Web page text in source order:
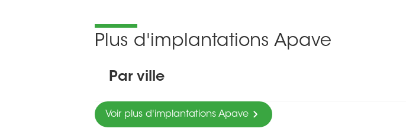
Plus d'implantations Apave
Par ville
Voir plus d'implantations Apave